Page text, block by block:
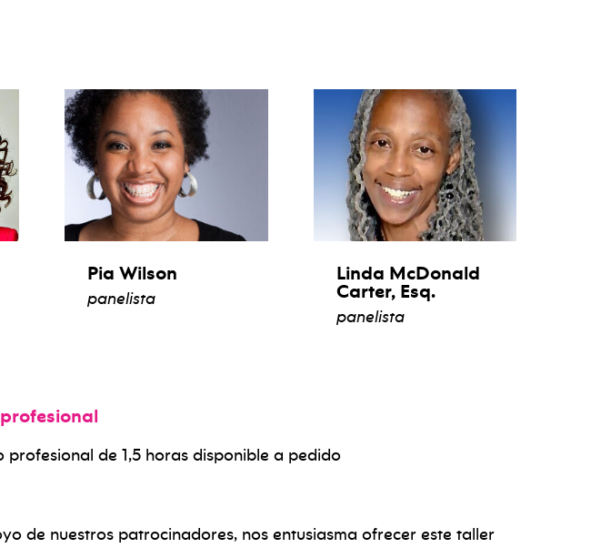
Pia Wilson
panelista
Linda McDonald
Carter, Esq.
panelista
de 1,5 horas disponible a pedido
de nuestros patrocinadores, nos entusiasma ofrecer este taller